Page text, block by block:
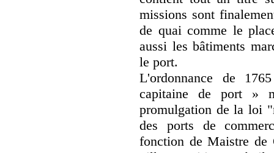
missions sont
de quai comme le
aussi les bâtiments
le port.
L'ordonnance de
capitaine de port »
promulgation de la loi
des ports de
fonction de Maistre de